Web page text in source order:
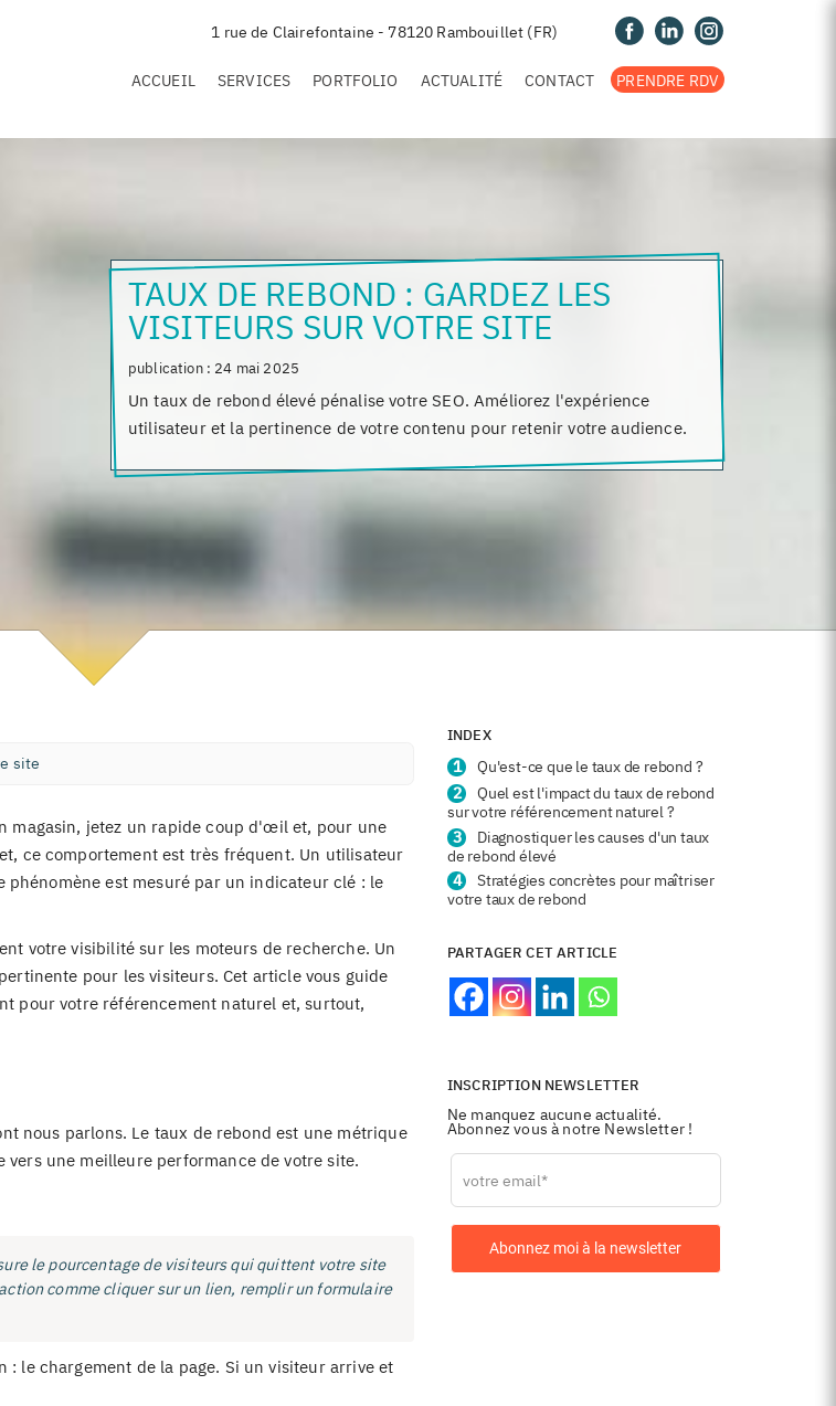
1 rue de Clairefontaine - 78120 Rambouillet (FR)
ACCUEIL SERVICES PORTFOLIO ACTUALITÉ CONTACT PRENDRE RDV
TAUX DE REBOND : GARDEZ LES
VISITEURS SUR VOTRE SITE
publication : 24 mai 2025
Un taux de rebond élevé pénalise votre SEO. Améliorez l'expérience
utilisateur et la pertinence de votre contenu pour retenir votre audience.
site
magasin, jetez un rapide coup d'œil et, pour une
ce comportement est très fréquent. Un utilisateur
est mesuré par un indicateur clé : le
votre visibilité sur les moteurs de recherche. Un
pour les visiteurs. Cet article vous guide
pour votre référencement naturel et, surtout,
nous parlons. Le taux de rebond est une métrique
une meilleure performance de votre site.
le pourcentage de visiteurs qui quittent votre site
comme cliquer sur un lien, remplir un formulaire
le chargement de la page. Si un visiteur arrive et
INDEX
Qu'est-ce que le taux de rebond ?
Quel est l'impact du taux de rebond
sur votre référencement naturel ?
Diagnostiquer les causes d'un taux
de rebond élevé
Stratégies concrètes pour maîtriser
votre taux de rebond
PARTAGER CET ARTICLE
INSCRIPTION NEWSLETTER
Ne manquez aucune actualité.
Abonnez vous à notre Newsletter !
Leave
this
Abonnez moi à la newsletter